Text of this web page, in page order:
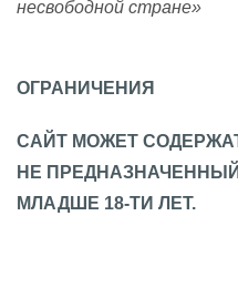
несвободной стране»
ОГРАНИЧЕНИЯ
САЙТ МОЖЕТ
НЕ
МЛАДШЕ 18-ТИ ЛЕТ.